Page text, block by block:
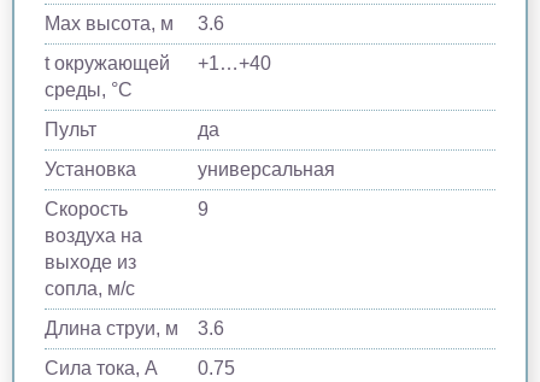
Max высота, м
3.6
t окружающей
среды, °C
+1…+40
Пульт
да
Установка
универсальная
Скорость
воздуха на
выходе из
сопла, м/с
9
Длина струи, м
3.6
Сила тока, A
0.75